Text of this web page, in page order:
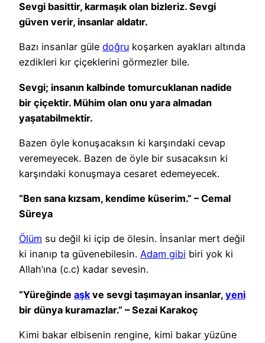
Sevgi basittir, karmaşık olan bizleriz. Sevgi
güven verir, insanlar aldatır.
Bazı insanlar güle doğru koşarken ayakları altında
ezdikleri kır çiçeklerini görmezler bile.
Sevgi; insanın kalbinde tomurcuklanan nadide
bir çiçektir. Mühim olan onu yara almadan
yaşatabilmektir.
Bazen öyle konuşacaksın ki karşındaki cevap
veremeyecek. Bazen de öyle bir susacaksın ki
karşındaki konuşmaya cesaret edemeyecek.
“Ben sana kızsam, kendime küserim.” – Cemal
Süreya
Ölüm su değil ki içip de ölesin. İnsanlar mert değil
ki inanıp ta güvenebilesin. Adam gibi biri yok ki
Allah’ına (c.c) kadar sevesin.
“Yüreğinde aşk ve sevgi taşımayan insanlar, yeni
bir dünya kuramazlar.” – Sezai Karakoç
Kimi bakar elbisenin rengine, kimi bakar yüzüne